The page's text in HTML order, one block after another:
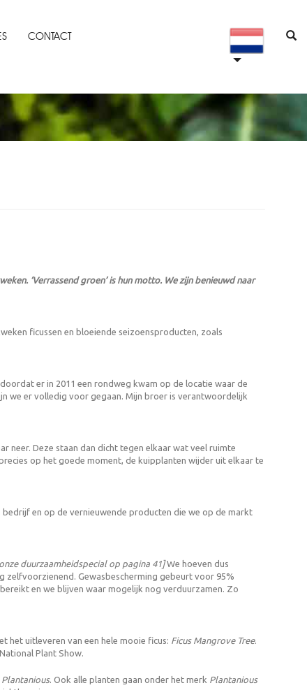
CONTACT
‘Verrassend groen’ is hun motto. We zijn benieuwd naar
ficussen en bloeiende seizoensproducten, zoals
er in 2011 een rondweg kwam op de locatie waar de
we er volledig voor gegaan. Mijn broer is verantwoordelijk
neer. Deze staan dan dicht tegen elkaar wat veel ruimte
op het goede moment, de kuipplanten wijder uit elkaar te
bedrijf en op de vernieuwende producten die we op de markt
duurzaamheidspecial op pagina 41]We hoeven dus
zelfvoorzienend. Gewasbescherming gebeurt voor 95%
en we blijven waar mogelijk nog verduurzamen. Zo
het uitleveren van een hele mooie ficus: Ficus Mangrove Tree.
Plant Show.
Plantanious. Ook alle planten gaan onder het merk Plantanious